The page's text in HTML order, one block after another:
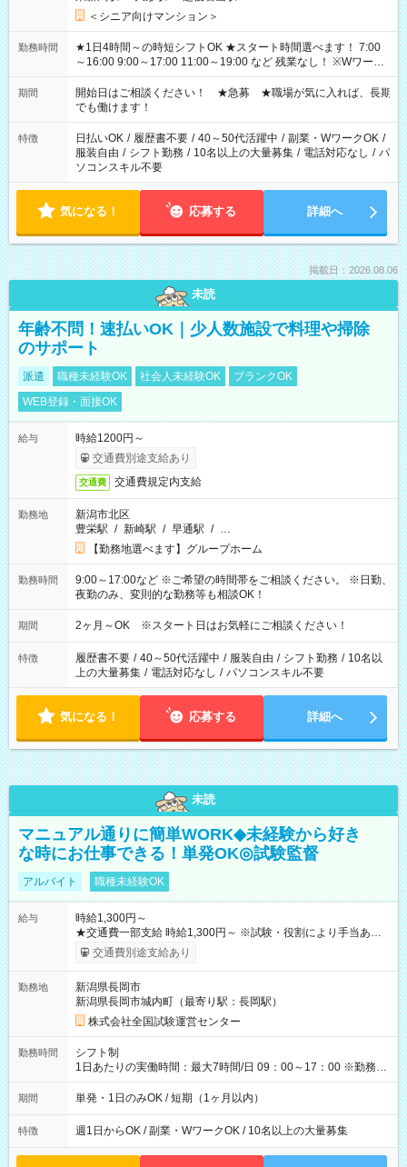
＜シニア向けマンション＞
勤務時間
★1日4時間～の時短シフトOK ★スタート時間選べます！ 7:00
～16:00 9:00～17:00 11:00～19:00 など 残業なし！ ※Wワーク
の場合、他のお仕事と合わせ週40時間超の就業はご案内できま
せん ※法令に基づき、週20時間以上勤務は社会保険への加入対
象となります ※労働者派遣法（日雇い派遣の原則禁止）によ
り、短時間・短期間の就業はご案内が難しい場合があります
期間
開始日はご相談ください！ ★急募 ★職場が気に入れば、長期
でも働けます！
特徴 日払いOK / 履歴書不要 / 40～50代活躍中 / 副業・WワークOK /
服装自由 / シフト勤務 / 10名以上の大量募集 / 電話対応なし / パ
ソコンスキル不要
気になる！ 応募する 詳細へ
掲載日：2026.08.06
未読
年齢不問！速払いOK｜少人数施設で料理や掃除
のサポート
派遣 職種未経験OK 社会人未経験OK
ブランクOK
WEB登録・面接OK
給与
時給1200円～
交通費別途支給あり
交通費 交通費規定内支給
勤務地
新潟市北区
豊栄駅 / 新崎駅 / 早通駅 / …
【勤務地選べます】グループホーム
勤務時間
9:00～17:00など ※ご希望の時間帯をご相談ください。 ※日勤、
夜勤のみ、変則的な勤務等も相談OK！
期間 2ヶ月～OK ※スタート日はお気軽にご相談ください！
特徴 履歴書不要 / 40～50代活躍中 / 服装自由 / シフト勤務 / 10名以
上の大量募集 / 電話対応なし / パソコンスキル不要
気になる！ 応募する 詳細へ
未読
マニュアル通りに簡単WORK◆未経験から好き
な時にお仕事できる！単発OK◎試験監督
アルバイト 職種未経験OK
給与
時給1,300円～
★交通費一部支給 時給1,300円～ ※試験・役割により手当あり
※勤務回数により昇給あり 【即給（前払い）オプションあ
り！】 希望される場合、勤務から1週間ほどで給与の一部を受け
例】 ・河合塾模擬試験 8:30～17:30（休憩1時間） 時給1,300円
×8時間＝日収10,400円＋交通費 ※当日の役割により時給＋100
円の場合あり ・国家試験 7:00～13:30（休憩なし） 時給1,300
円（役割手当＋100円）×6時間＝日収8,400円＋交通費 【試用期
間】試用期間なし
交通費別途支給あり
勤務地
新潟県長岡市
新潟県長岡市城内町（最寄り駅：長岡駅）
株式会社全国試験運営センター
勤務時間
シフト制
1日あたりの実働時間：最大7時間/日 09：00～17：00 ※勤務時
間は 試験により異なります。
期間 単発・1日のみOK / 短期（1ヶ月以内）
特徴 週1日からOK / 副業・WワークOK / 10名以上の大量募集